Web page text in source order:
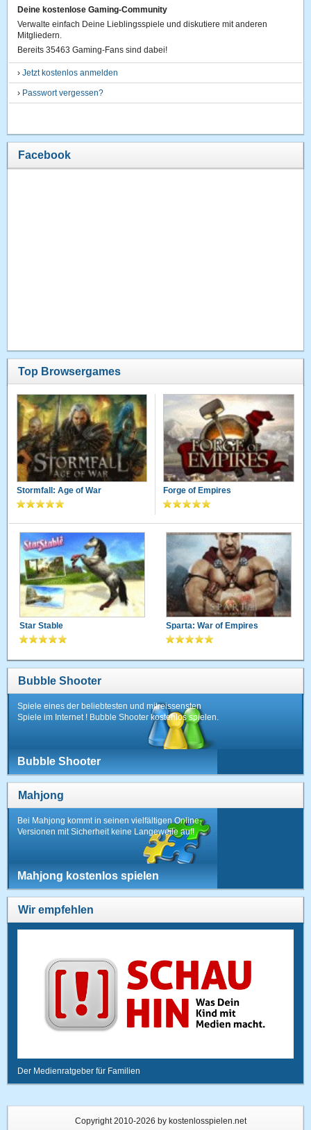
Deine kostenlose Gaming-Community
Verwalte einfach Deine Lieblingsspiele und diskutiere mit anderen
Mitgliedern.
Bereits 35463 Gaming-Fans sind dabei!
›Jetzt kostenlos anmelden
› Passwort vergessen?
Facebook
Top Browsergames
Stormfall: Age of War Forge of Empires
Star Stable Sparta: War of Empires
Bubble Shooter
Spiele eines der beliebtesten und mitreissensten
Spiele im Internet ! Bubble Shooter kostenlos spielen.
Bubble Shooter
Mahjong
Bei Mahjong kommt in seinen vielfältigen Online-
Versionen mit Sicherheit keine Langeweile auf!
Mahjong kostenlos spielen
Wir empfehlen
Der Medienratgeber für Familien
Copyright 2010-2026 by kostenlosspielen.net